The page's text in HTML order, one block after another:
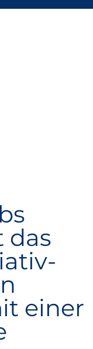
das
einer